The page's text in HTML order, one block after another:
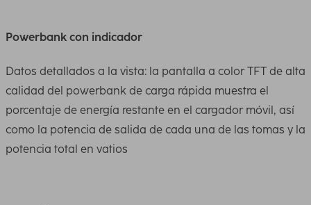
Powerbank con indicador
Datos detallados a la vista: la pantalla a color TFT de alta
calidad del powerbank de carga rápida muestra el
porcentaje de energía restante en el cargador móvil, así
como la potencia de salida de cada una de las tomas y la
potencia total en vatios